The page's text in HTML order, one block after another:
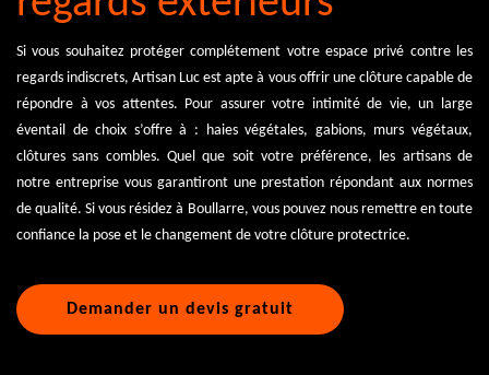
Si vous souhaitez protéger complétement votre espace privé contre les
regards indiscrets, Artisan Luc est apte à vous offrir une clôture capable de
répondre à vos attentes. Pour assurer votre intimité de vie, un large
éventail de choix s’offre à : haies végétales, gabions, murs végétaux,
clôtures sans combles. Quel que soit votre préférence, les artisans de
notre entreprise vous garantiront une prestation répondant aux normes
de qualité. Si vous résidez à Boullarre, vous pouvez nous remettre en toute
confiance la pose et le changement de votre clôture protectrice.
Demander un devis gratuit